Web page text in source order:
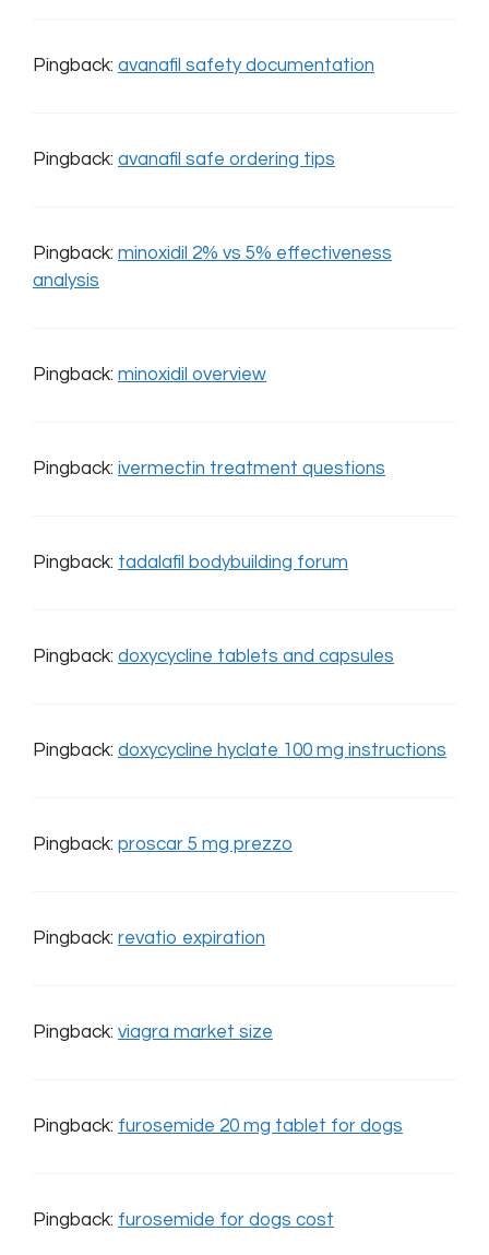
Pingback: avanafil safety documentation
Pingback: avanafil safe ordering tips
Pingback: minoxidil 2% vs 5% effectiveness
analysis
Pingback: minoxidil overview
Pingback: ivermectin treatment questions
Pingback: tadalafil bodybuilding forum
Pingback: doxycycline tablets and capsules
Pingback: doxycycline hyclate 100 mg instructions
Pingback: proscar 5 mg prezzo
Pingback: revatio expiration
Pingback: viagra market size
Pingback: furosemide 20 mg tablet for dogs
Pingback: furosemide for dogs cost